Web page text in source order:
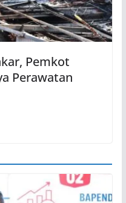
Pemkot
Perawatan